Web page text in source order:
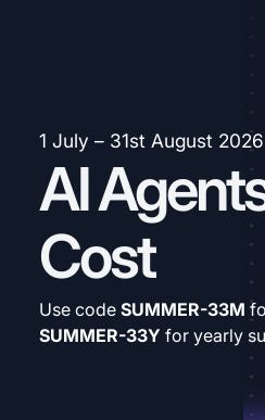
1 July – 31st August 2026
AI
Cost
Use code SUMMER-33M
SUMMER-33Y for yearly